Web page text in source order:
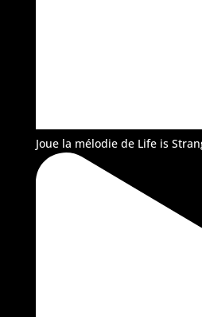
Joue la mélodie de Life is